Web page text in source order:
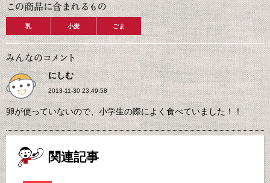
乳 小麦 ごま
にしむ
2013-11-30 23:49:58
卵が使っていないので、小学生の際によく食べていました！！
関連記事